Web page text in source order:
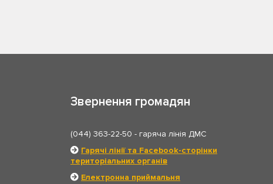
Звернення громадян
(044) 363-22-50 - гаряча лінія ДМС
Гарячі лінії та Facebook-сторінки
територіальних органів
Електронна приймальня